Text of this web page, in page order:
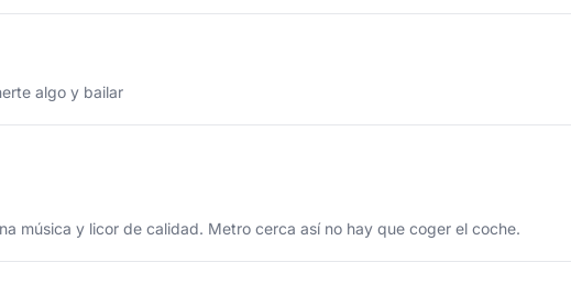
algo y bailar
música y licor de calidad. Metro cerca así no hay que coger el coche.